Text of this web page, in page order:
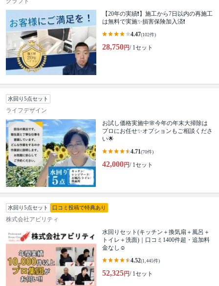
【20年の実績❗️】施工から7日以内の再施工
は無料で実施✨損害保険加入済❗️
4.47(102件)
28,750円/ 1セット
水回り5点セット
ライフデザイン
お試し価格実施中🌸今年の年末大掃除は
プロにお任せ✨オプションもご相談くださ
い🌟
4.71(70件)
42,000円/ 1セット
水回り5点セット 口コミ投稿で特典あり
株式会社アビリティ
水回りセット(キッチン＋換気扇＋風呂＋
トイレ＋洗面)｜口コミ1400件超・追加料
金なし☺️
4.52(1,445件)
52,325円/ 1セット